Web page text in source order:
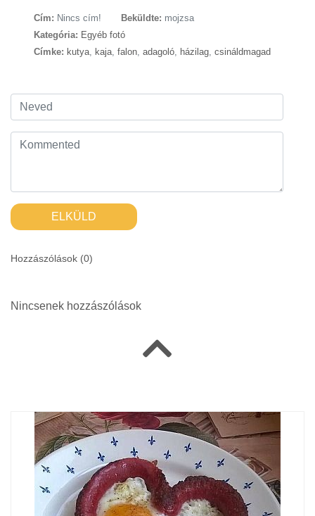
Cím: Nincs cím! Beküldte: mojzsa
Kategória: Egyéb fotó
Címke: kutya, kaja, falon, adagoló, házilag, csináldmagad
ELKÜLD
Hozzászólások (0)
Nincsenek hozzászólások